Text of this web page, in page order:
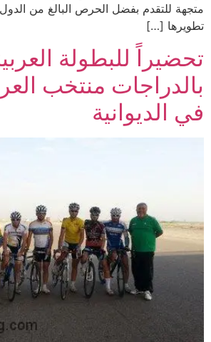
متجهة للتقدم بفضل الحرص البالغ من
تطويرها […]
تحضيراً للبطولة
بالدراجات منتخب
في الديوانية